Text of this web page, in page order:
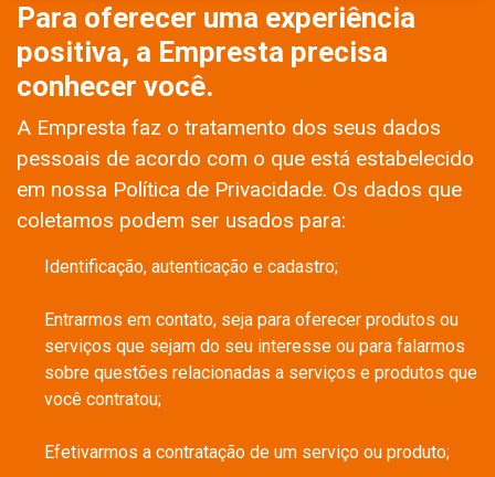
Para oferecer uma experiência
positiva, a Empresta precisa
conhecer você.
A Empresta faz o tratamento dos seus dados
pessoais de acordo com o que está estabelecido
em nossa Política de Privacidade. Os dados que
coletamos podem ser usados para:
Identificação, autenticação e cadastro;
Entrarmos em contato, seja para oferecer produtos ou
serviços que sejam do seu interesse ou para falarmos
sobre questões relacionadas a serviços e produtos que
você contratou;
Efetivarmos a contratação de um serviço ou produto;